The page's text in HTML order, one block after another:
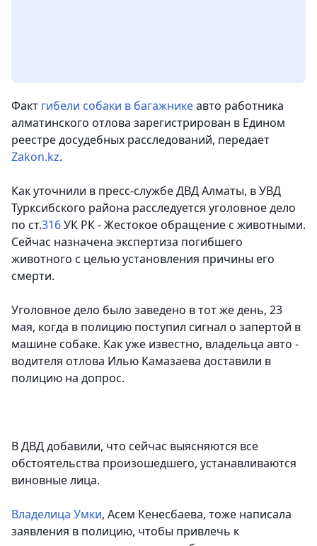
Факт гибели собаки в багажникеавто работника
алматинского отлова зарегистрирован в Едином
реестре досудебных расследований, передает
Zakon.kz.
Как уточнили в пресс-службе ДВД Алматы, в УВД
Турксибского района расследуется уголовное дело
по ст.316УК РК - Жестокое обращение с животными.
Сейчас назначена экспертиза погибшего
животного с целью установления причины его
смерти.
Уголовное дело было заведено в тот же день, 23
мая, когда в полицию поступил сигнал о запертой в
машине собаке. Как уже известно, владельца авто -
водителя отлова Илью Камазаева доставили в
полицию на допрос.
В ДВД добавили, что сейчас выясняются все
обстоятельства произошедшего, устанавливаются
виновные лица.
Владелица Умки, Асем Кенесбаева, тоже написала
заявления в полицию, чтобы привлечь к